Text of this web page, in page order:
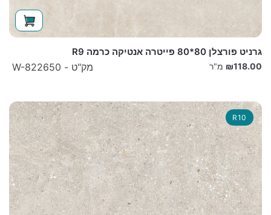
גרניט פורצלן 80*80 פייטרה אנטיקה כרמה R9
מק"ט - W-822650 ₪118.00 מ"ר
R10